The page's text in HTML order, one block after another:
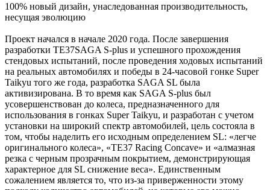
100% новый дизайн, унаследованная производительность,
несущая эволюцию
Проект начался в начале 2020 года. После завершения
разработки TE37SAGA S-plus и успешного прохождения
стендовых испытаний, после проведения ходовых испытаний
на реальных автомобилях и победы в 24-часовой гонке Super
Taikyu того же года, разработка SAGA SL была
активизирована. В то время как SAGA S-plus был
усовершенствован до колеса, предназначенного для
использования в гонках Super Taikyu, и разработан с учетом
установки на широкий спектр автомобилей, цель состояла в
том, чтобы наделить его исходным определением SL: «легче
оригинального колеса», «TE37 Racing Concave» и «алмазная
резка с черным прозрачным покрытием, демонстрирующая
характерное для SL снижение веса». Единственным
сожалением является то, что из-за приверженности этому